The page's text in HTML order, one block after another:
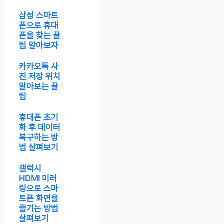
삼성 스마트
폰으로 휴대
폰을 찾는 꿀
팁 알아보자
카카오톡 사
진 저장 위치
알아보는 꿀
팁
휴대폰 초기
화 후 데이터
복구하는 방
법 살펴보기
갤럭시
HDMI 미러
링으로 스마
트폰 화면을
즐기는 방법
살펴보기